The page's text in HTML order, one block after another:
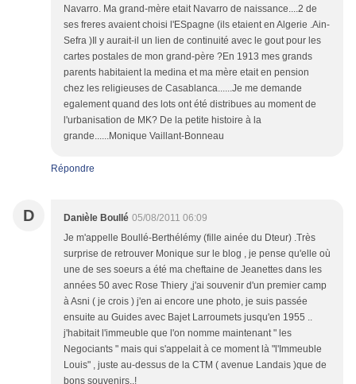
Navarro. Ma grand-mère etait Navarro de naissance....2 de
ses freres avaient choisi l'ESpagne (ils etaient en Algerie .Ain-
Sefra )Il y aurait-il un lien de continuité avec le gout pour les
cartes postales de mon grand-père ?En 1913 mes grands
parents habitaient la medina et ma mère etait en pension
chez les religieuses de Casablanca......Je me demande
egalement quand des lots ont été distribues au moment de
l'urbanisation de MK? De la petite histoire à la
grande......Monique Vaillant-Bonneau
Répondre
D Danièle Boullé 05/08/2011 06:09
Je m'appelle Boullé-Berthélémy (fille ainée du Dteur) .Très
surprise de retrouver Monique sur le blog , je pense qu'elle où
une de ses soeurs a été ma cheftaine de Jeanettes dans les
années 50 avec Rose Thiery ,j'ai souvenir d'un premier camp
à Asni ( je crois ) j'en ai encore une photo, je suis passée
ensuite au Guides avec Bajet Larroumets jusqu'en 1955 ..
j'habitait l'immeuble que l'on nomme maintenant " les
Negociants " mais qui s'appelait à ce moment là "l'Immeuble
Louis" , juste au-dessus de la CTM ( avenue Landais )que de
bons souvenirs..!